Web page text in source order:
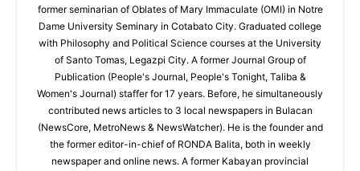
former seminarian of Oblates of Mary Immaculate (OMI) in Notre
Dame University Seminary in Cotabato City. Graduated college
with Philosophy and Political Science courses at the University
of Santo Tomas, Legazpi City. A former Journal Group of
Publication (People's Journal, People's Tonight, Taliba &
Women's Journal) staffer for 17 years. Before, he simultaneously
contributed news articles to 3 local newspapers in Bulacan
(NewsCore, MetroNews & NewsWatcher). He is the founder and
the former editor-in-chief of RONDA Balita, both in weekly
newspaper and online news. A former Kabayan provincial